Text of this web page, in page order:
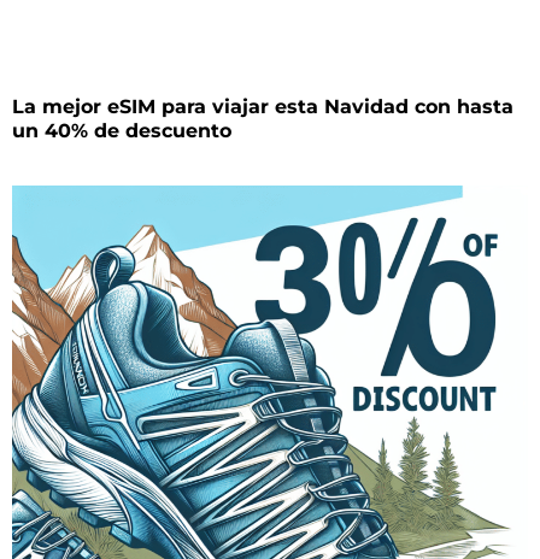
La mejor eSIM para viajar esta Navidad con hasta
un 40% de descuento